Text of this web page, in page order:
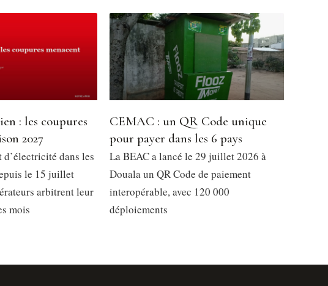
: les coupures
2027
d’électricité dans les
le 15 juillet
arbitrent leur
mois
CEMAC : un QR Code unique
pour payer dans les 6 pays
La BEAC a lancé le 29 juillet 2026 à
Douala un QR Code de paiement
interopérable, avec 120 000
déploiements